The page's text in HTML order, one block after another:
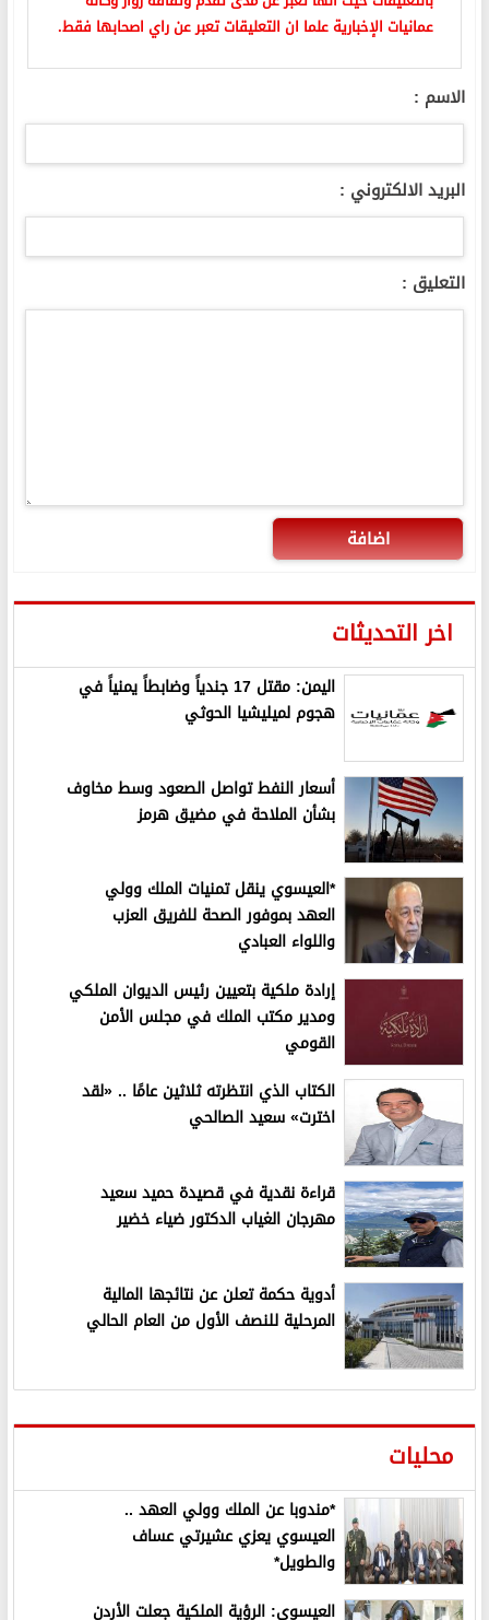
عمانيات الإخبارية علما ان التعليقات تعبر عن راي اصحابها فقط.
الاسم :
البريد الالكتروني :
التعليق :
اضافة
اخر التحديثات
اليمن: مقتل 17 جندياً وضابطاً يمنياً في
هجوم لميليشيا الحوثي
أسعار النفط تواصل الصعود وسط مخاوف
بشأن الملاحة في مضيق هرمز
*العيسوي ينقل تمنيات الملك وولي
العهد بموفور الصحة للفريق العزب
واللواء العبادي
إرادة ملكية بتعيين رئيس الديوان الملكي
ومدير مكتب الملك في مجلس الأمن
القومي
الكتاب الذي انتظرته ثلاثين عامًا .. «لقد
اخترت» سعيد الصالحي
قراءة نقدية في قصيدة حميد سعيد
مهرجان الغياب الدكتور ضياء خضير
أدوية حكمة تعلن عن نتائجها المالية
المرحلية للنصف الأول من العام الحالي
محليات
*مندوبا عن الملك وولي العهد ..
العيسوي يعزي عشيرتي عساف
والطويل*
العيسوي: الرؤية الملكية جعلت الأردن